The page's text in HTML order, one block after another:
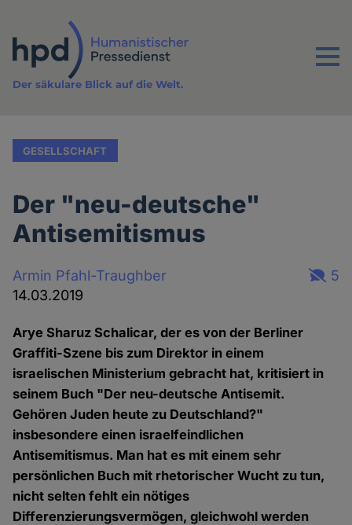
Inhalt
Menu
Der säkulare Blick auf die Welt.
GESELLSCHAFT
Der "neu-deutsche"
Antisemitismus
Armin Pfahl-Traughber
14.03.2019
5
Arye Sharuz Schalicar, der es von der Berliner
Graffiti-Szene bis zum Direktor in einem
israelischen Ministerium gebracht hat, kritisiert in
seinem Buch "Der neu-deutsche Antisemit.
Gehören Juden heute zu Deutschland?"
insbesondere einen israelfeindlichen
Antisemitismus. Man hat es mit einem sehr
persönlichen Buch mit rhetorischer Wucht zu tun,
nicht selten fehlt ein nötiges
Differenzierungsvermögen, gleichwohl werden